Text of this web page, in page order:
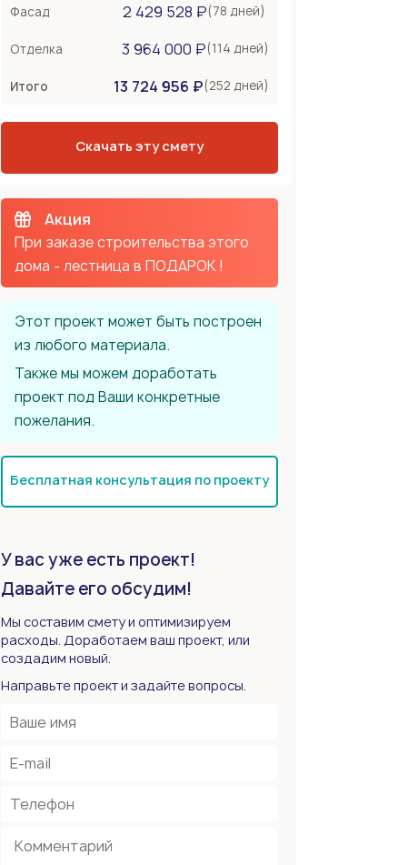
Бетонные стены
Сборное из ЖБ плит
Фасад 2 429 528 ₽(78 дней)
Отделка 3 964 000 ₽(114 дней)
Итого 13 724 956 ₽(252 дней)
Скачать эту смету
Акция
При заказе строительства этого
дома - лестница в ПОДАРОК !
Этот проект может быть построен
из любого материала.
Также мы можем доработать
проект под Ваши конкретные
пожелания.
Бесплатная консультация по проекту
У вас уже есть проект!
Давайте его обсудим!
Мы составим смету и оптимизируем
расходы. Доработаем ваш проект, или
создадим новый.
Направьте проект и задайте вопросы.